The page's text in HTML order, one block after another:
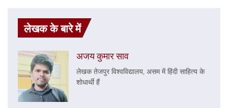
लेखक के बारे में
अजय कुमार साव
लेखक तेजपुर विश्वविद्यालय, असम में हिंदी साहित्य के
शोधार्थी हैं